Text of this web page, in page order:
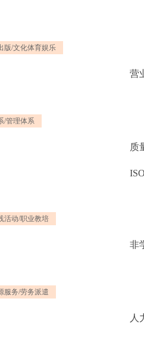
版/文化体育娱乐
营
/管理体系
质
活动/职业教培
非
服务/劳务派遣
人